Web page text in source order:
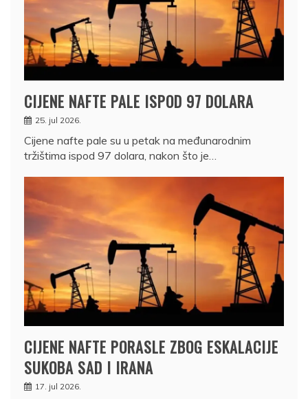
CIJENE NAFTE PALE ISPOD 97 DOLARA
25. jul 2026.
Cijene nafte pale su u petak na međunarodnim
tržištima ispod 97 dolara, nakon što je…
CIJENE NAFTE PORASLE ZBOG ESKALACIJE
SUKOBA SAD I IRANA
17. jul 2026.